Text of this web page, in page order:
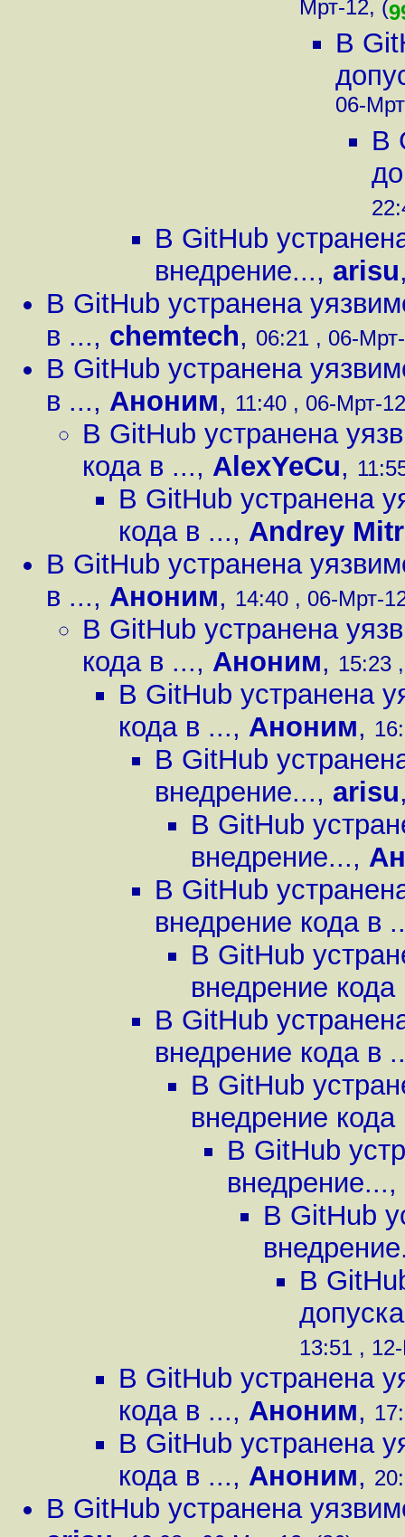
Мрт-12, (
В
06-
В
В GitHub
внедрение..., arisu
В GitHub устранена
в ..., chemtech, 06:21 , 06-
В GitHub устранена
в ..., Аноним, 11:40 , 06-Мрт-
В GitHub устранена
кода в ..., AlexYeCu,
В GitHub устранена
кода в ..., Andrey
В GitHub устранена
в ..., Аноним, 14:40 , 06-Мрт-
В GitHub устранена
кода в ..., Аноним, 15:23
В GitHub устранена
кода в ..., Аноним,
В GitHub
внедрение..., arisu
В GitHub
внедрение...,
В GitHub
внедрение кода в
В GitHub
внедрение кода
В GitHub
внедрение кода в
В GitHub
внедрение кода
В GitHub
внедрение...,
В GitHub
В
13:51 ,
В GitHub устранена
кода в ..., Аноним,
В GitHub устранена
кода в ..., Аноним,
В GitHub устранена